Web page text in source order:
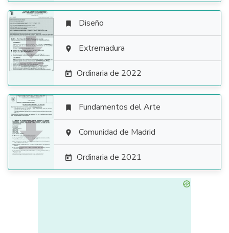

 Diseño
 Extremadura
 Ordinaria de 2022

 Fundamentos del Arte
 Comunidad de Madrid
 Ordinaria de 2021